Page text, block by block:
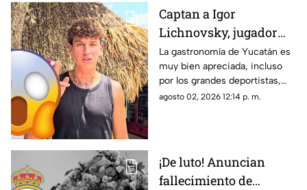
Captan a Igor
Lichnovsky, jugador
del Club América,
comiendo POC CHUC en
Yucatán; ¿en dónde
está?
La gastronomía de Yucatán es
muy bien apreciada, incluso
por los grandes deportistas,
Igor Lichnovsky, jugador del
agosto 02, 2026 12:14 p. m.
¡De luto! Anuncian
fallecimiento de